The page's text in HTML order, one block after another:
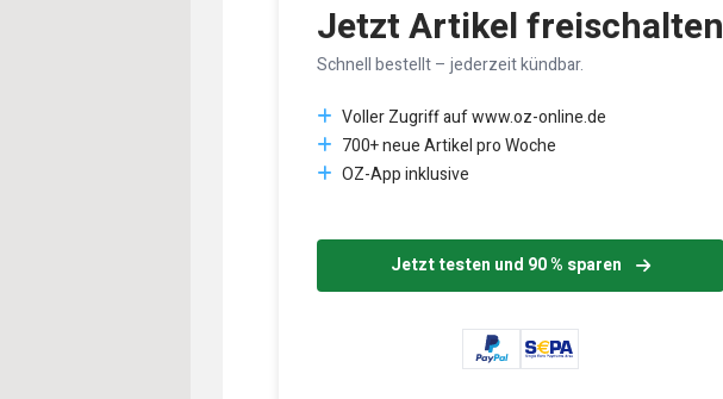
Jetzt Artikel freischalten
Schnell bestellt – jederzeit kündbar.
Voller Zugriff auf www.oz-online.de
700+ neue Artikel pro Woche
OZ-App inklusive
Jetzt testen und 90 % sparen